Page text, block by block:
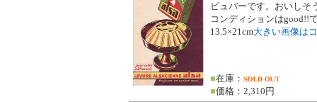
ビュバーです。おいしそ
コンディションはgood!!
13.5×21cm大きい画像は
■在庫：
■価格：2,310円